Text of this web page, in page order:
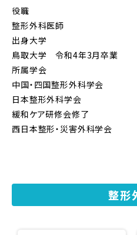
役職
整形外科医師
出身大学
鳥取大学 令和4年3月卒業
所属学会
中国・四国整形外科学会
日本整形外科学会
緩和ケア研修会修了
西日本整形・災害外科学会
整形